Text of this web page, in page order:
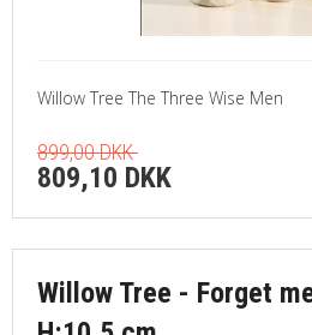
Willow Tree The Three Wise Men
899,00 DKK
809,10 DKK
Willow Tree - Forget